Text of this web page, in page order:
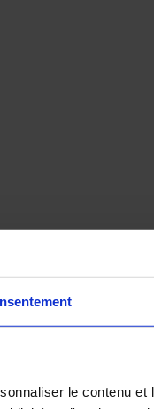
le contenu